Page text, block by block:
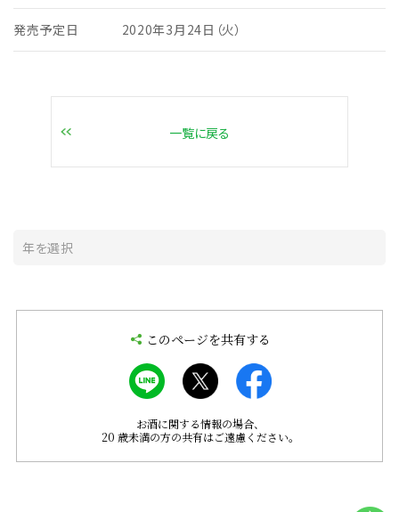
発売予定日 2020年3月24日（火）
一覧に戻る
このページを共有する
お酒に関する情報の場合、
20 歳未満の方の共有はご遠慮ください。